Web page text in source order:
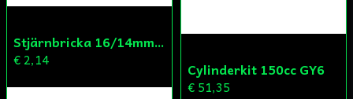
Stjärnbricka 16/14mm Yttre Remskiva
€ 2,14 Cylinderkit 150cc GY6
€ 51,35